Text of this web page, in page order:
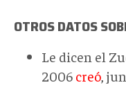
OTROS DATOS
Le dicen el
2006 creó ,